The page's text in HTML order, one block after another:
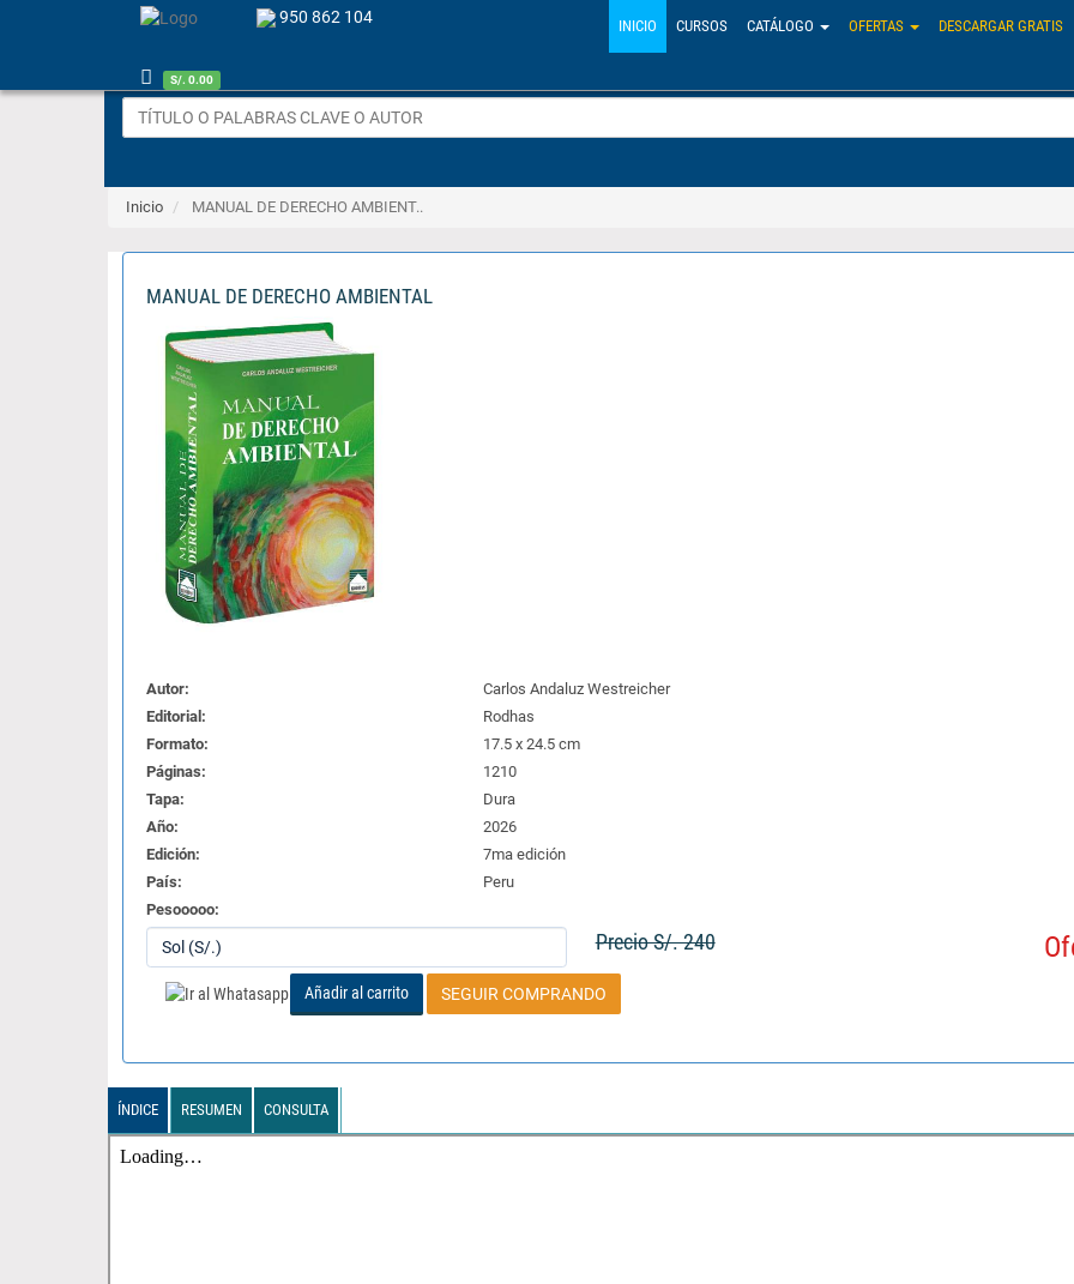
950 862 104
S/. 0.00
INICIO CURSOS CATÁLOGO OFERTAS DESCARGAR GRATIS
Inicio MANUAL DE DERECHO AMBIENT..
MANUAL DE DERECHO AMBIENTAL
Autor:
Carlos Andaluz Westreicher
Editorial:
Rodhas
Formato:
17.5 x 24.5 cm
Páginas:
1210
Tapa:
Dura
Año:
2026
Edición:
7ma edición
País:
Peru
Pesooooo:
Precio S/. 240
Añadir al carrito SEGUIR COMPRANDO
ÍNDICE RESUMEN CONSULTA